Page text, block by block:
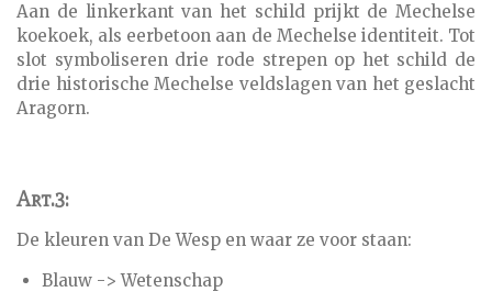
Aan de linkerkant van het schild prijkt de Mechelse
koekoek, als eerbetoon aan de Mechelse identiteit. Tot
slot symboliseren drie rode strepen op het schild de
drie historische Mechelse veldslagen van het geslacht
Aragorn.
Art.3:
De kleuren van De Wesp en waar ze voor staan:
Blauw -> Wetenschap